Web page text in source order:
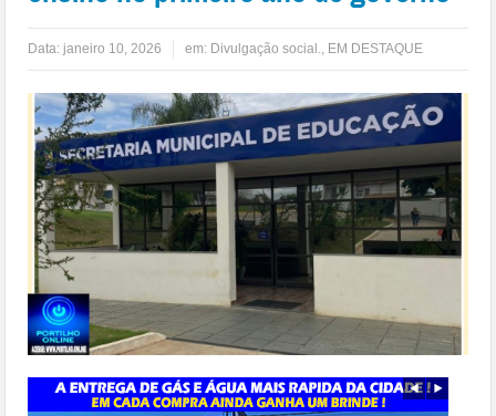
Data: janeiro 10, 2026 em: Divulgação social., EM DESTAQUE